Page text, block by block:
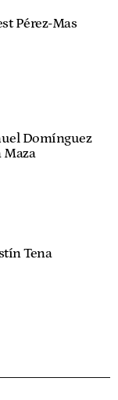
Pérez-Mas
Domínguez
Maza
Tena